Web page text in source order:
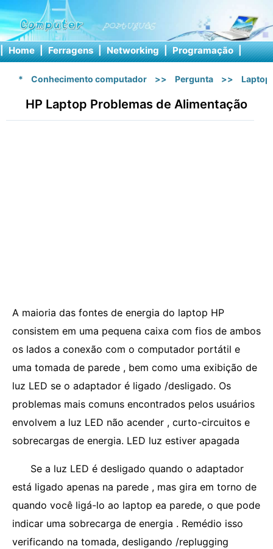
| Home | Ferragens | Networking | Programação |
* Conhecimento computador >> Pergunta >> Laptop
HP Laptop Problemas de Alimentação
A maioria das fontes de energia do laptop HP
consistem em uma pequena caixa com fios de ambos
os lados a conexão com o computador portátil e
uma tomada de parede , bem como uma exibição de
luz LED se o adaptador é ligado /desligado. Os
problemas mais comuns encontrados pelos usuários
envolvem a luz LED não acender , curto-circuitos e
sobrecargas de energia. LED luz estiver apagada
Se a luz LED é desligado quando o adaptador
está ligado apenas na parede , mas gira em torno de
quando você ligá-lo ao laptop ea parede, o que pode
indicar uma sobrecarga de energia . Remédio isso
verificando na tomada, desligando /replugging